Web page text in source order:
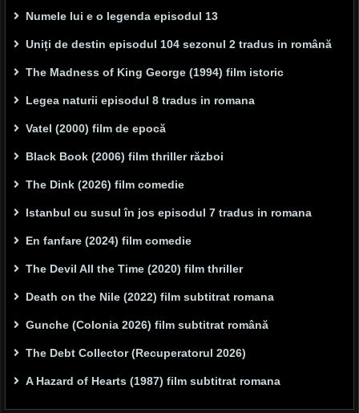
Numele lui e o legenda episodul 13
Uniți de destin episodul 104 sezonul 2 tradus in română
The Madness of King George (1994) film istoric
Legea naturii episodul 8 tradus in romana
Vatel (2000) film de epocă
Black Book (2006) film thriller război
The Dink (2026) film comedie
Istanbul cu susul în jos episodul 7 tradus in romana
En fanfare (2024) film comedie
The Devil All the Time (2020) film thriller
Death on the Nile (2022) film subtitrat romana
Gunche (Colonia 2026) film subtitrat română
The Debt Collector (Recuperatorul 2026)
A Hazard of Hearts (1987) film subtitrat romana